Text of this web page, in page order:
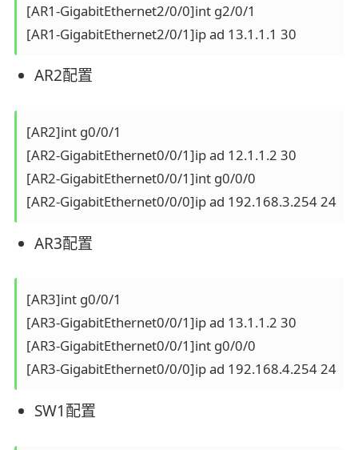
[AR1-GigabitEthernet2/0/0]int g2/0/1
AR2配置
[AR2]int g0/0/1
[AR2-GigabitEthernet0/0/1]ip ad 12.1.1.2 30
[AR2-GigabitEthernet0/0/1]int g0/0/0
[AR2-GigabitEthernet0/0/0]ip ad 192.168.3.254 24
AR3配置
[AR3]int g0/0/1
[AR3-GigabitEthernet0/0/1]ip ad 13.1.1.2 30
[AR3-GigabitEthernet0/0/1]int g0/0/0
[AR3-GigabitEthernet0/0/0]ip ad 192.168.4.254 24
SW1配置